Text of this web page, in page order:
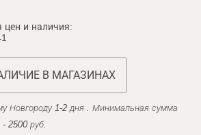
цен и наличия:
В МАГАЗИНАХ
Новгороду 1-2 дня . Минимальная сумма
2500 руб.